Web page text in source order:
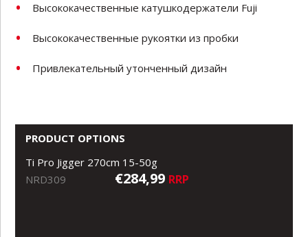
Высококачественные катушкодержатели Fuji
Высококачественные рукоятки из пробки
Привлекательный утонченный дизайн
PRODUCT OPTIONS
Ti Pro Jigger 270cm 15-50g
NRD309
€284,99 RRP